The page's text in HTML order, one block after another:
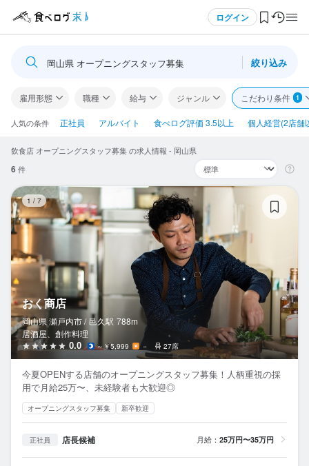
ログイン
ログイン・無料会員登録
食べログ求人TOP
求人検索
閲覧履歴
気になる求人
検索履歴・保存した条件
応募履歴
WEB履歴書
スカウト・メルマガ受信設定
ヘルプ・お問い合わせフォーム
掲載をご検討の店舗様へ
岡山県 オープニングスタッフ募集 絞り込み
雇用形態 職種 給与 ジャンル こだわり条件 1
人気の条件 正社員 アルバイト 食べログ評価 3.5以上 個人経営(2店舗
飲食店 オープニングスタッフ募集 の求人情報 - 岡山県
6件
1 / 7
おく商店
岡山県 瀬戸内市 / 邑久駅 788m
居酒屋、創作料理
0.0 ～￥5,999 － 27席
今夏OPENする店舗のオープニングスタッフ募集！人柄重視の採
用で月給25万〜、未経験者も大歓迎◎
オープニングスタッフ募集 新卒歓迎
正社員 店長候補 月給： 25万円〜35万円